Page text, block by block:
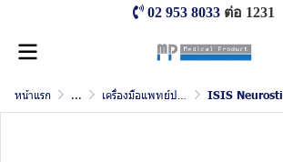
02 953 8033 ต่อ 1231
หน้าแรก ... เครื่องมือแพทย์ ประสาทวิทยา และจิตเวช ISIS Neurostimulator